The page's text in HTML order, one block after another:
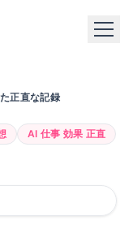
正直な記録
AI 仕事 効果 正直